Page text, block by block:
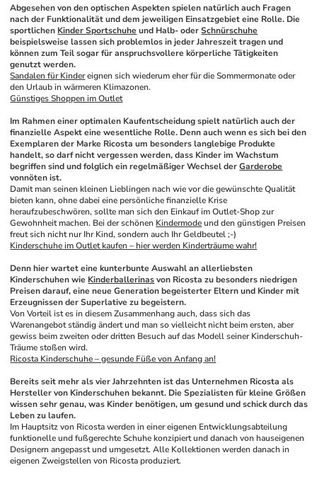
Abgesehen von den optischen Aspekten spielen natürlich auch Fragen
nach der Funktionalität und dem jeweiligen Einsatzgebiet eine Rolle. Die
sportlichen Kinder Sportschuhe und Halb- oder Schnürschuhe
beispielsweise lassen sich problemlos in jeder Jahreszeit tragen und
können zum Teil sogar für anspruchsvollere körperliche Tätigkeiten
genutzt werden.
Sandalen für Kinder eignen sich wiederum eher für die Sommermonate oder
den Urlaub in wärmeren Klimazonen.
Günstiges Shoppen im Outlet
Im Rahmen einer optimalen Kaufentscheidung spielt natürlich auch der
finanzielle Aspekt eine wesentliche Rolle. Denn auch wenn es sich bei den
Exemplaren der Marke Ricosta um besonders langlebige Produkte
handelt, so darf nicht vergessen werden, dass Kinder im Wachstum
begriffen sind und folglich ein regelmäßiger Wechsel der Garderobe
vonnöten ist.
Damit man seinen kleinen Lieblingen nach wie vor die gewünschte Qualität
bieten kann, ohne dabei eine persönliche finanzielle Krise
heraufzubeschwören, sollte man sich den Einkauf im Outlet-Shop zur
Gewohnheit machen. Bei der schönen Kindermode und den günstigen Preisen
freut sich nicht nur Ihr Kind, sondern auch Ihr Geldbeutel ;-)
Kinderschuhe im Outlet kaufen – hier werden Kinderträume wahr!
Denn hier wartet eine kunterbunte Auswahl an allerliebsten
Kinderschuhen wie Kinderballerinas von Ricosta zu besonders niedrigen
Preisen darauf, eine neue Generation begeisterter Eltern und Kinder mit
Erzeugnissen der Superlative zu begeistern.
Von Vorteil ist es in diesem Zusammenhang auch, dass sich das
Warenangebot ständig ändert und man so vielleicht nicht beim ersten, aber
gewiss beim zweiten oder dritten Besuch auf das Modell seiner Kinderschuh-
Träume stoßen wird.
Ricosta Kinderschuhe – gesunde Füße von Anfang an!
Bereits seit mehr als vier Jahrzehnten ist das Unternehmen Ricosta als
Hersteller von Kinderschuhen bekannt. Die Spezialisten für kleine Größen
wissen sehr genau, was Kinder benötigen, um gesund und schick durch das
Leben zu laufen.
Im Hauptsitz von Ricosta werden in einer eigenen Entwicklungsabteilung
funktionelle und fußgerechte Schuhe konzipiert und danach von hauseigenen
Designern angepasst und umgesetzt. Alle Kollektionen werden danach in
eigenen Zweigstellen von Ricosta produziert.